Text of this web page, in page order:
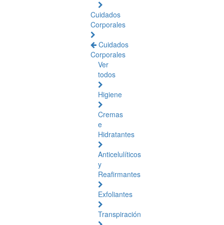
Cuidados
Corporales
Cuidados
Corporales
Ver
todos
Higiene
Cremas
e
Hidratantes
Anticelulíticos
y
Reafirmantes
Exfoliantes
Transpiración